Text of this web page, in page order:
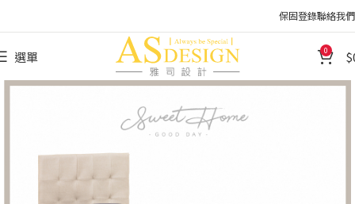
保固登錄聯絡我們
選單 0